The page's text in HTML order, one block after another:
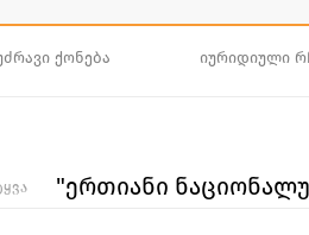
ქონება იურიდიული
"ერთიანი